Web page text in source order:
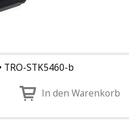
• TRO-STK5460-b
In den Warenkorb